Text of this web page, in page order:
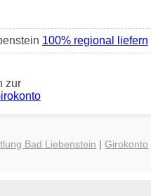
100% regional liefern
zur
Bad Liebenstein |Girokonto